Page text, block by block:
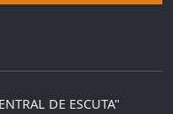
DE ESCUTA"